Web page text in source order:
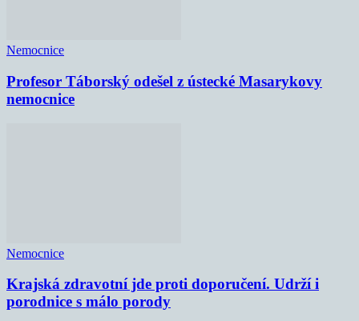
Nemocnice
Profesor Táborský odešel z ústecké Masarykovy
nemocnice
Nemocnice
Krajská zdravotní jde proti doporučení. Udrží i
porodnice s málo porody